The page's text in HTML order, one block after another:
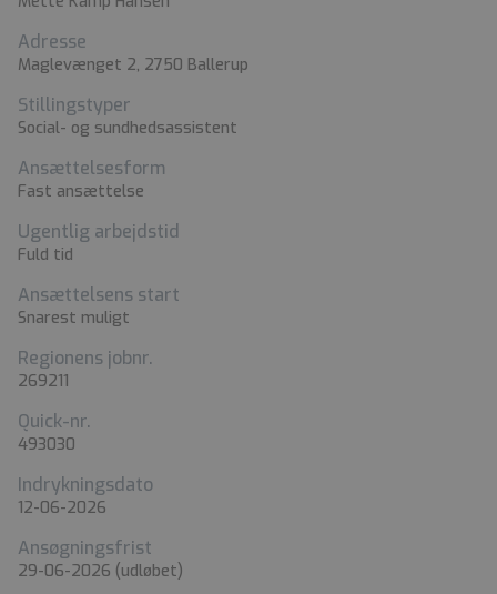
Adresse
Maglevænget 2, 2750 Ballerup
Stillingstyper
Social- og sundhedsassistent
Ansættelsesform
Fast ansættelse
Ugentlig arbejdstid
Fuld tid
Ansættelsens start
Snarest muligt
Regionens jobnr.
269211
Quick-nr.
493030
Indrykningsdato
12-06-2026
Ansøgningsfrist
29-06-2026 (udløbet)